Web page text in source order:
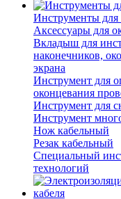
Инструменты для
Аксессуары для
Вкладыш для
наконечников,
экрана
Инструмент для
оконцевания
Инструмент для
Инструмент
Нож кабельный
Резак кабельный
Специальный
технологий